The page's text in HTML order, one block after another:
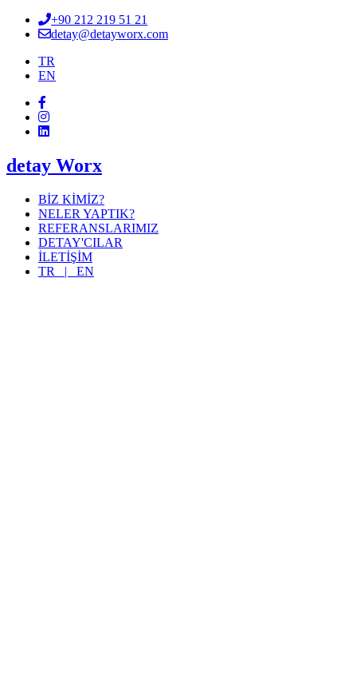
+90 212 219 51 21
detay@detayworx.com
TR
EN
detay Worx
BİZ KİMİZ?
NELER YAPTIK?
REFERANSLARIMIZ
DETAY'CILAR
İLETİŞİM
TR | EN